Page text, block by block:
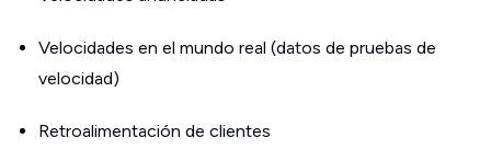
Velocidades en el mundo real (datos de pruebas de
velocidad)
Retroalimentación de clientes